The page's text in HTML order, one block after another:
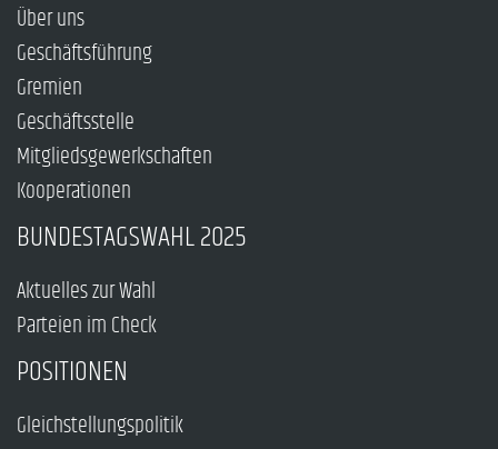
Über uns
Geschäftsführung
Gremien
Geschäftsstelle
Mitgliedsgewerkschaften
Kooperationen
BUNDESTAGSWAHL 2025
Aktuelles zur Wahl
Parteien im Check
POSITIONEN
Gleichstellungspolitik